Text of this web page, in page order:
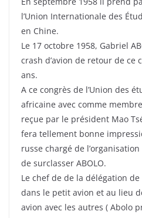
l’Union Internationale des
en Chine.
Le 17 octobre 1958, Gabriel
crash d’avion de retour de ce
ans.
A ce congrès de l’Union des
africaine avec comme
reçue par le président Mao
fera tellement bonne
russe chargé de
de surclasser ABOLO.
Le chef de de la délégation de
dans le petit avion et au lieu
avion avec les autres ( Abolo